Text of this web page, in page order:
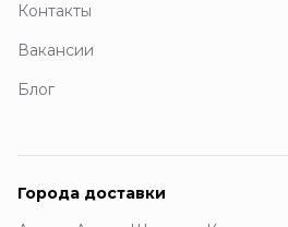
Контакты
Вакансии
Блог
Города доставки